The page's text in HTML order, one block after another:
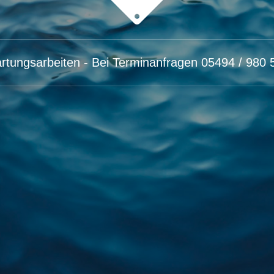
- Bei Terminanfragen 05494 / 980